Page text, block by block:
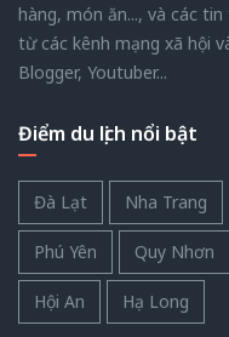
hàng, món ăn..., và các
từ các kênh mạng xã hội
Blogger, Youtuber...
Điểm du lịch nổi bật
Đà Lạt Nha Trang
Phú Yên Quy Nhơn
Hội An Hạ Long